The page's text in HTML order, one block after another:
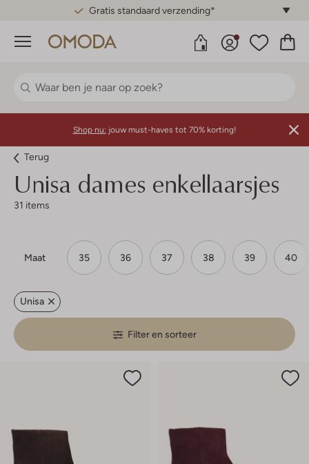
Gratis standaard verzending*
Menu
Shop nu: jouw must-haves tot 70% korting!
Terug
Unisa dames enkellaarsjes
31 items
Maat 35 36 37 38 39 40
Unisa
Filter en sorteer